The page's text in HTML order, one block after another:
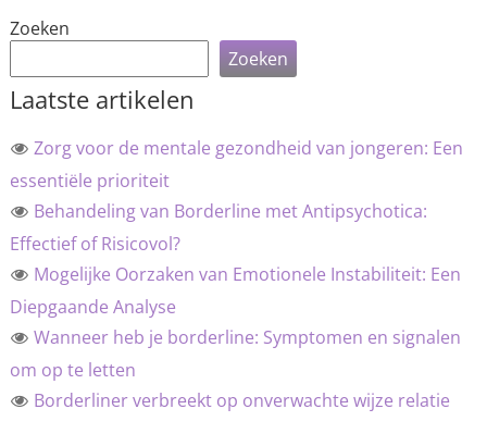
Zoeken
Zoeken
Laatste artikelen
Zorg voor de mentale gezondheid van jongeren: Een
essentiële prioriteit
Behandeling van Borderline met Antipsychotica:
Effectief of Risicovol?
Mogelijke Oorzaken van Emotionele Instabiliteit: Een
Diepgaande Analyse
Wanneer heb je borderline: Symptomen en signalen
om op te letten
Borderliner verbreekt op onverwachte wijze relatie